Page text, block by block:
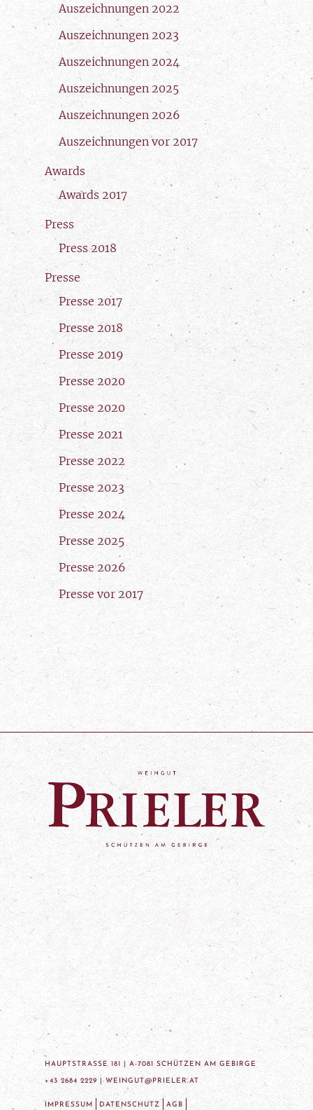
Auszeichnungen 2022
Auszeichnungen 2023
Auszeichnungen 2024
Auszeichnungen 2025
Auszeichnungen 2026
Auszeichnungen vor 2017
Awards
Awards 2017
Press
Press 2018
Presse
Presse 2017
Presse 2018
Presse 2019
Presse 2020
Presse 2020
Presse 2021
Presse 2022
Presse 2023
Presse 2024
Presse 2025
Presse 2026
Presse vor 2017
HAUPTSTRASSE 181 | A-7081 SCHÜTZEN AM GEBIRGE
+43 2684 2229 |WEINGUT@PRIELER.AT
IMPRESSUM DATENSCHUTZ AGB